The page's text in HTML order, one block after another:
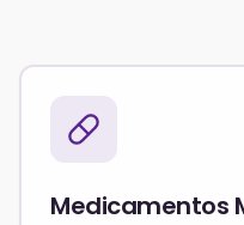
Medicamentos